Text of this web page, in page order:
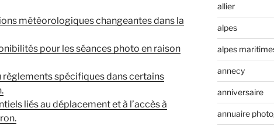
météorologiques changeantes dans la
pour les séances photo en raison
spécifiques dans certains
liés au déplacement et à l’accès à
allier
alpes
alpes
annecy
anniversaire
annuaire